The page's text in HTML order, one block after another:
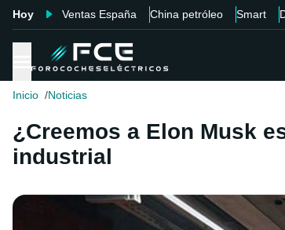
Hoy Ventas España China petróleo Smart
Inicio Noticias
¿Creemos a Elon Musk
industrial